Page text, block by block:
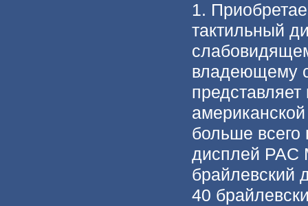
1.
тактильный
владеющему
больше всего
дисплей PAC
брайлевский
40